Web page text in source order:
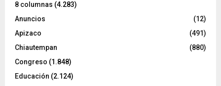
8 columnas (4.283)
Anuncios
(12)
Apizaco
(491)
Chiautempan
(880)
Congreso (1.848)
Educación (2.124)